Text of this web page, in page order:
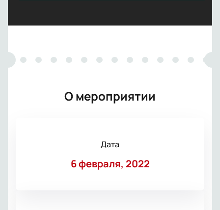
О мероприятии
Дата
6 февраля, 2022